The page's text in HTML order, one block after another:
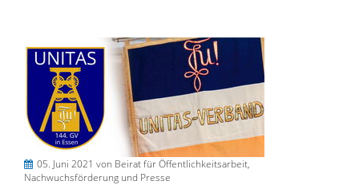
05. Juni 2021 von Beirat für Öffentlichkeitsarbeit,
Nachwuchsförderung und Presse